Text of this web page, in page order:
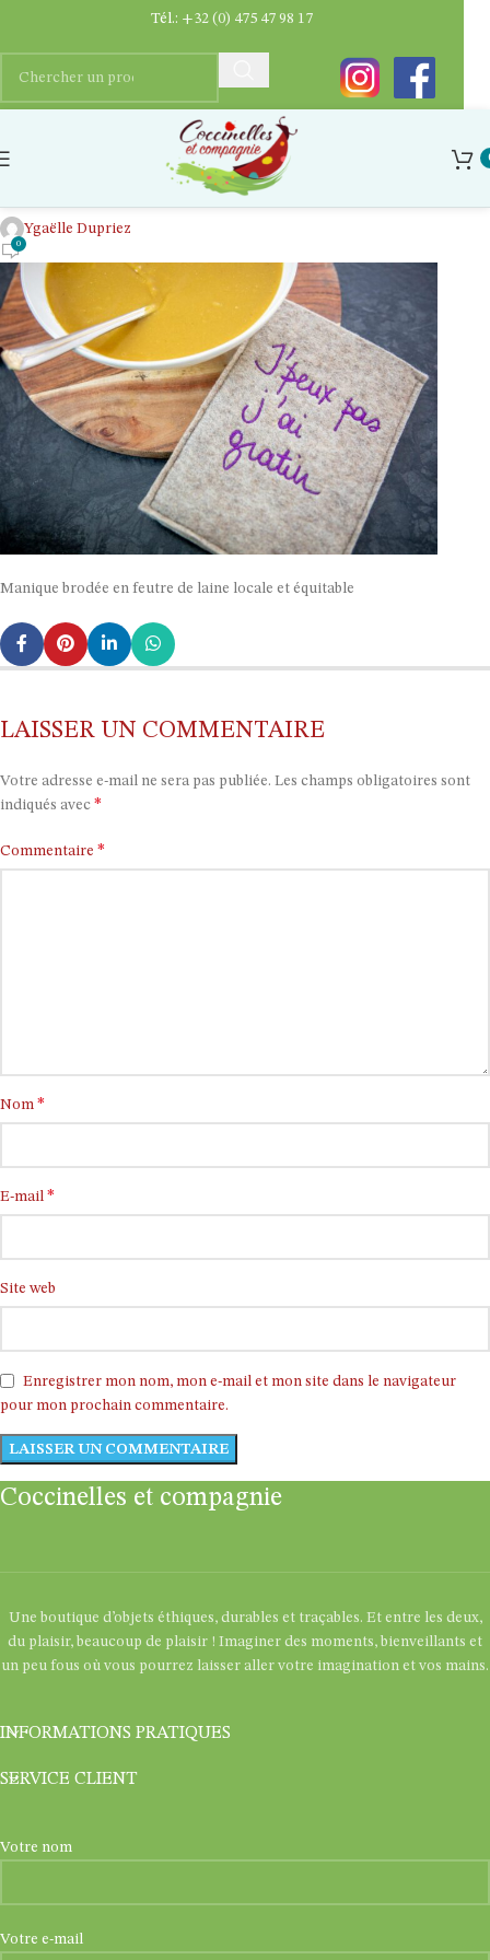
Manique brodée en feutre de laine
locale et équitable
Ygaëlle Dupriez
0
Manique brodée en feutre de laine locale et équitable
LAISSER UN COMMENTAIRE
Votre adresse e-mail ne sera pas publiée. Les champs obligatoires sont
indiqués avec *
Commentaire *
Nom *
E-mail *
Site web
Enregistrer mon nom, mon e-mail et mon site dans le navigateur
pour mon prochain commentaire.
Coccinelles et compagnie
Une boutique d’objets éthiques, durables et traçables. Et entre les deux,
du plaisir, beaucoup de plaisir ! Imaginer des moments, bienveillants et
un peu fous où vous pourrez laisser aller votre imagination et vos mains.
INFORMATIONS PRATIQUES
SERVICE CLIENT
Votre nom
Votre e-mail
Tél.: +32 (0) 475 47 98 17